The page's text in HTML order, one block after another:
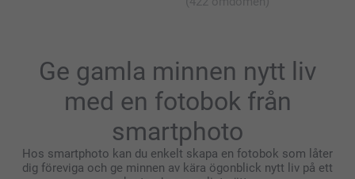
som den ska vara, är du givetvis välkommen att
Varma hälsningar
Kirsi @smartphoto
Ge gamla minnen nytt liv
med en fotobok från
smartphoto
Hos smartphoto kan du enkelt skapa en fotobok som låter
dig föreviga och ge minnen av kära ögonblick nytt liv på ett